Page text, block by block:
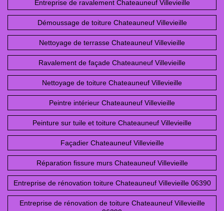
Entreprise de ravalement Chateauneuf Villevieille
Démoussage de toiture Chateauneuf Villevieille
Nettoyage de terrasse Chateauneuf Villevieille
Ravalement de façade Chateauneuf Villevieille
Nettoyage de toiture Chateauneuf Villevieille
Peintre intérieur Chateauneuf Villevieille
Peinture sur tuile et toiture Chateauneuf Villevieille
Façadier Chateauneuf Villevieille
Réparation fissure murs Chateauneuf Villevieille
Entreprise de rénovation toiture Chateauneuf Villevieille 06390
Entreprise de rénovation de toiture Chateauneuf Villevieille